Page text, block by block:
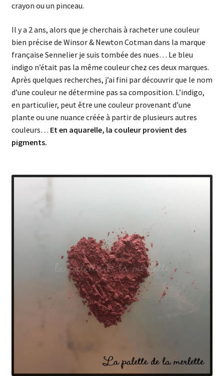
crayon ou un pinceau.
Il y a 2 ans, alors que je cherchais à racheter une couleur
bien précise de Winsor & Newton Cotman dans la marque
française Sennelier je suis tombée des nues… Le bleu
indigo n’était pas la même couleur chez ces deux marques.
Après quelques recherches, j’ai fini par découvrir que le nom
d’une couleur ne détermine pas sa composition. L’indigo,
en particulier, peut être une couleur provenant d’une
plante ou une nuance créée à partir de plusieurs autres
couleurs… Et en aquarelle, la couleur provient des
pigments.